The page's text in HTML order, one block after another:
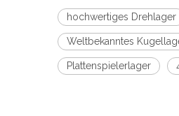
hochwertiges Drehlager
Weltbekanntes
Plattenspielerlager